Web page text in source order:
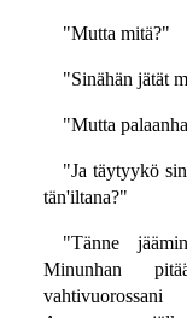
"Mutta mitä?"
"Sinähän jätät
"Mutta
"Ja täytyykö
tän'iltana?"
"Tänne
Minunhan